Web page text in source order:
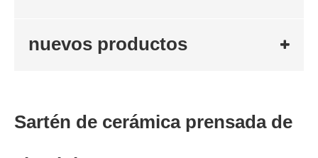
nuevos productos
Sartén de cerámica prensada de